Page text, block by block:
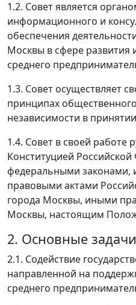
1.2. Совет является
информационного и
обеспечения
Москвы в сфере развития
среднего
1.3. Совет осуществляет
принципах
независимости в
1.4. Совет в своей работе
Конституцией
федеральными
правовыми актами
города Москвы, иными
Москвы, настоящим
2. Основные
2.1. Содействие
направленной на
среднего